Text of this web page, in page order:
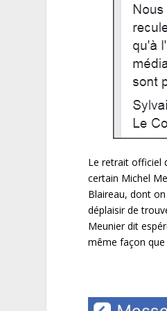
Le retrait officiel
certain Michel
Blaireau, dont
déplaisir de
Meunier dit
même façon que